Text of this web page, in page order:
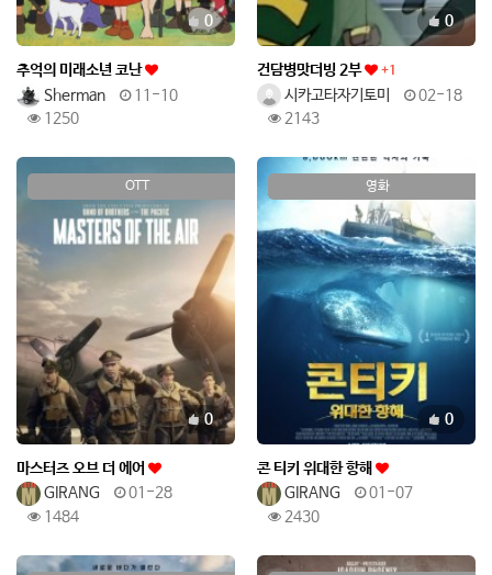
추천 0
추억의 미래소년 코난
Sherman
11-10
1250
추천 0
건담병맛더빙 2부 +1
시카고타자기토미
02-18
2143
추천 0
OTT
마스터즈 오브 더 에어
GIRANG
01-28
1484
추천 0
영화
콘 티키 위대한 항해
GIRANG
01-07
2430